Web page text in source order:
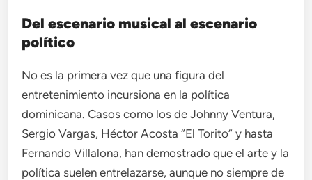
Del escenario musical al escenario
político
No es la primera vez que una figura del
entretenimiento incursiona en la política
dominicana. Casos como los de Johnny Ventura,
Sergio Vargas, Héctor Acosta “El Torito” y hasta
Fernando Villalona, han demostrado que el arte y la
política suelen entrelazarse, aunque no siempre de